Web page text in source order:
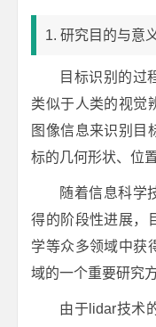
1. 研究目的与意
目标识别的过
类似于人类的视觉
图像信息来识别目
标的几何形状、位
随着信息科学
得的阶段性进展，
学等众多领域中获
域的一个重要研究方
由于lidar技术